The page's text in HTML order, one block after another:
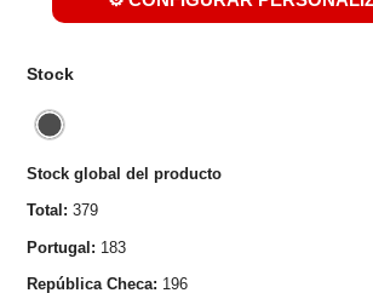
Stock
Stock global del producto
Total: 379
Portugal: 183
República Checa: 196